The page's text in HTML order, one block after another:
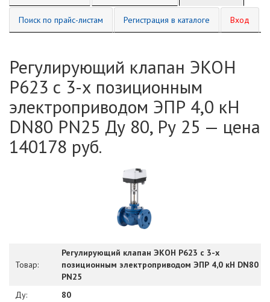
Поиск по прайс-листам Регистрация в каталоге Вход
Регулирующий клапан ЭКОН
Р623 с 3-х позиционным
электроприводом ЭПР 4,0 кН
DN80 PN25 Ду 80, Ру 25 — цена
140178 руб.
Товар:
Регулирующий клапан ЭКОН Р623 с 3-х
позиционным электроприводом ЭПР 4,0 кН DN80
PN25
Ду:
80